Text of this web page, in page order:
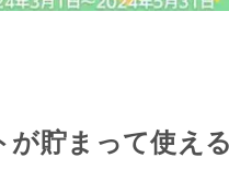
が貯まって使え